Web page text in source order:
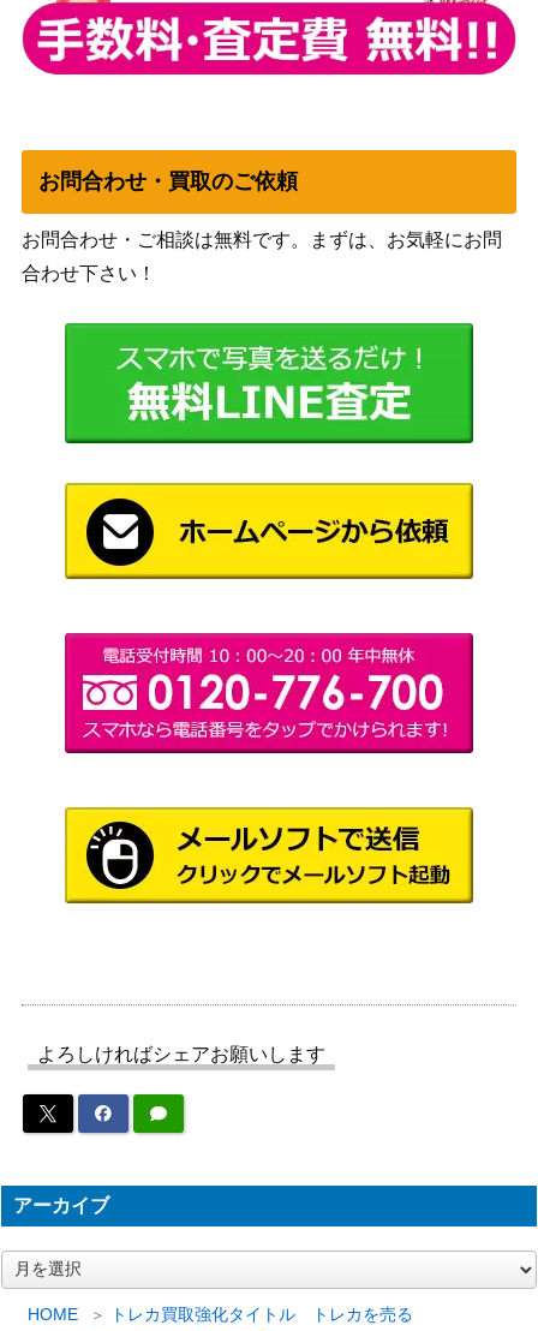
HOME
トレカ買取強化タイトル トレカを売る
ルの日）【395/SM-P】
（プロモカード）
ルギア (プロモ)
旧裏
18,000
（イーブイヒーロー
ズ）
900
グズマ&ハラ（SR）【SM
サン＆ムーン
（オルタージェネシ
400
ウソッキー（プレミアムフ
ァイル3 ）【neoP3】
（プレミアムファイル
3）
レックウザ（UR）【BW5
055/050】
BW
（リューズブラスト）
カメックス LV.52（マーク
旧裏面
（プロモ）【PROMO 23
（プロモ）
メリープ（AR）【s12a 20
9/172】
ソード&シールド
（VSTARユニバース）
【SV4M 084/066】
（未来の一閃）
いちげきウーラオスVMAX
（HR）【s5l 084/070】
ソード＆シールド
【S8b 258/184】
（VMAXクライマック
ライコウ（プレミアムファ
3）
ルナアーラGX（UR）【S
M4+ 124/114】
（GXバトルブースト）
1,500
ピカチュウ（藤田ニコル
コラボ/プロモ）【XY-P】
XY・XY BREAK
（プロモ）
お問合わせ・買取のご依頼
お問合わせ・ご相談は無料です。まずは、お気軽にお問
合わせ下さい！
よろしければシェアお願いします
アーカイブ
ー